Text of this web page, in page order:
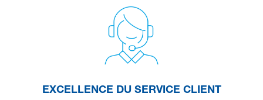
EXCELLENCE DU SERVICE CLIENT